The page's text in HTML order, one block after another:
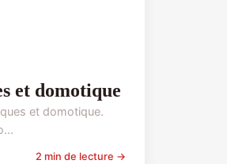
et domotique
et domotique.
2 min de lecture →